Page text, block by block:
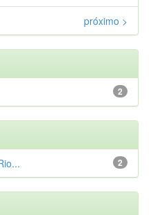
próximo >
2
2